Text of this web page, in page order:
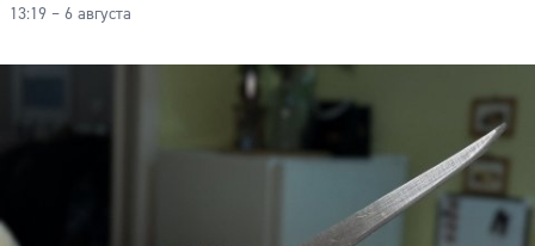
13:19 – 6 августа